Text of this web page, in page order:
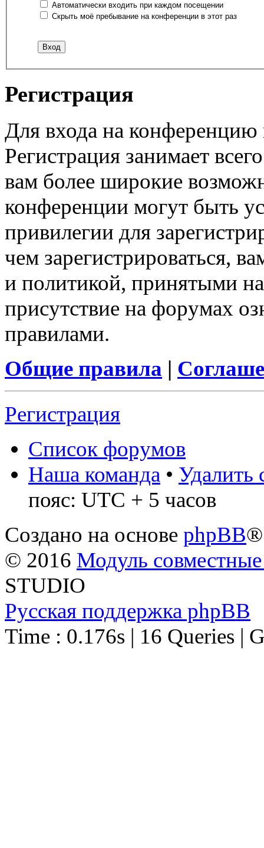
Автоматически входить при каждом посещении
Скрыть моё пребывание на конференции в этот раз
Регистрация
Для входа на
Регистрация занимает
вам более широкие
конференции могут быть
привилегии для
чем зарегистрироваться,
и политикой, принятыми
присутствие на форумах
правилами.
Общие правила |
Регистрация
Список форумов
Наша команда • Удалить
пояс: UTC + 5 часов
Создано на основе phpBB®
© 2016 Модуль
STUDIO
Русская поддержка phpBB
Time : 0.176s | 16 Queries |